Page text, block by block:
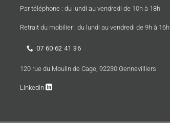
Par téléphone : du lundi au vendredi de 10h à 18h
Retrait du mobilier : du lundi au vendredi de 9h à 16h
07 60 62 41 36
120 rue du Moulin de Cage, 92230 Gennevilliers
Linkedin